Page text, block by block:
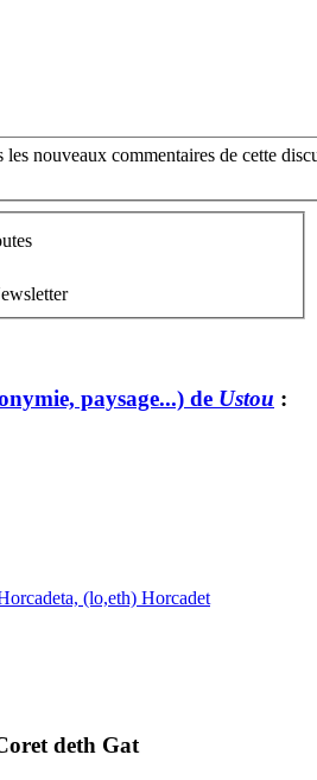
les nouveaux commentaires de cette
paysage...) de Ustou :
(lo,eth) Horcadet
deth Gat